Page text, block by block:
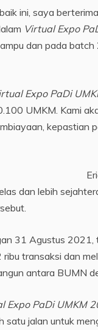
ini, saya
Virtual Expo
dan pada
Expo PaDi
UMKM. Kami
kepastian
dan lebih
31 Agustus
transaksi dan
antara BUMN
Expo PaDi UMKM
satu jalan untuk